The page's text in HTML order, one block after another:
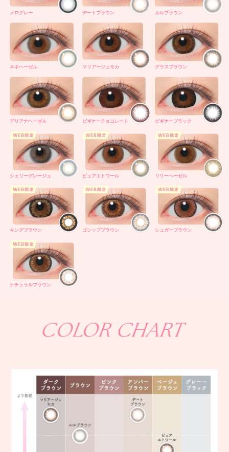
メログレー デートブラウン ルルブラウン
ネネヘーゼル マリアージュモカ グラスブラウン
アリアナヘーゼル ビギナーチョコレート ビギナーブラック
シェリーグレージュ ピュアエトワール リリーヘーゼル
キングブラウン ゴシップブラウン シュガーブラウン
ナチュラルブラウン